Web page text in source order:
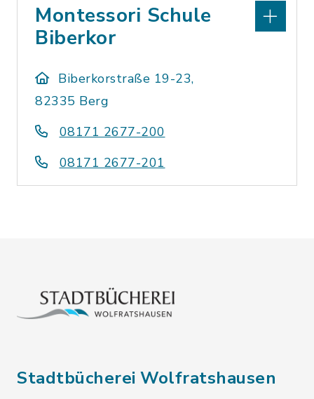
Montessori Schule
Biberkor
Biberkorstraße 19-23,
82335 Berg
08171 2677-200
08171 2677-201
Stadtbücherei Wolfratshausen